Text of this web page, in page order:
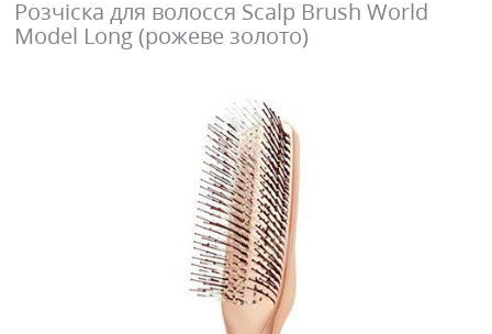
Розчіска для волосся Scalp Brush World
Model Long (рожеве золото)